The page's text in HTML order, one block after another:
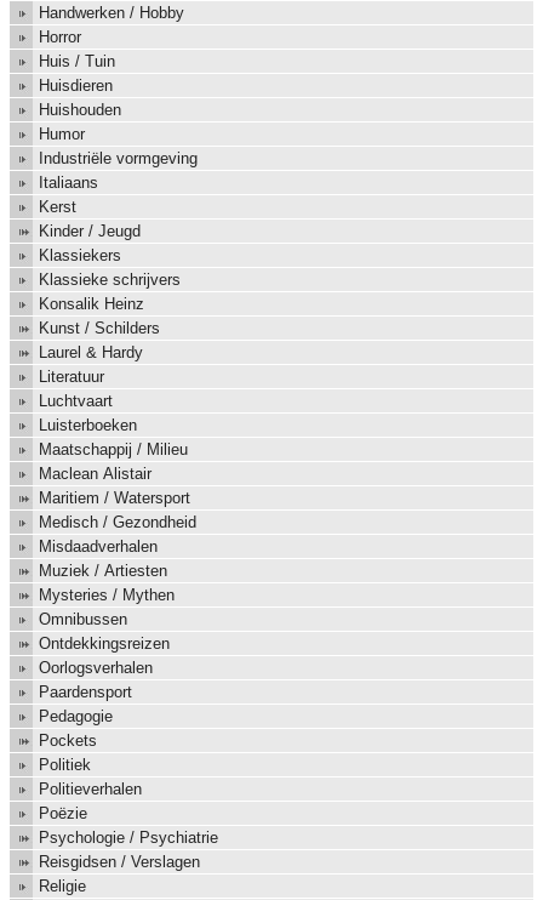
Handwerken / Hobby
Horror
Huis / Tuin
Huisdieren
Huishouden
Humor
Industriële vormgeving
Italiaans
Kerst
Kinder / Jeugd
Klassiekers
Klassieke schrijvers
Konsalik Heinz
Kunst / Schilders
Laurel & Hardy
Literatuur
Luchtvaart
Luisterboeken
Maatschappij / Milieu
Maclean Alistair
Maritiem / Watersport
Medisch / Gezondheid
Misdaadverhalen
Muziek / Artiesten
Mysteries / Mythen
Omnibussen
Ontdekkingsreizen
Oorlogsverhalen
Paardensport
Pedagogie
Pockets
Politiek
Politieverhalen
Poëzie
Psychologie / Psychiatrie
Reisgidsen / Verslagen
Religie